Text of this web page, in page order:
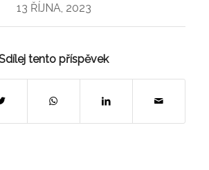
13 ŘÍJNA, 2023
tento příspěvek